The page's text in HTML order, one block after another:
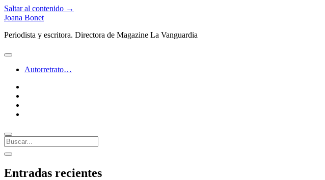
Saltar al contenido →
Joana Bonet
Periodista y escritora. Directora de Magazine La Vanguardia
abrir
Autorretrato…
Buscar
Barra
lateral
abrir
lateral
Entradas recientes